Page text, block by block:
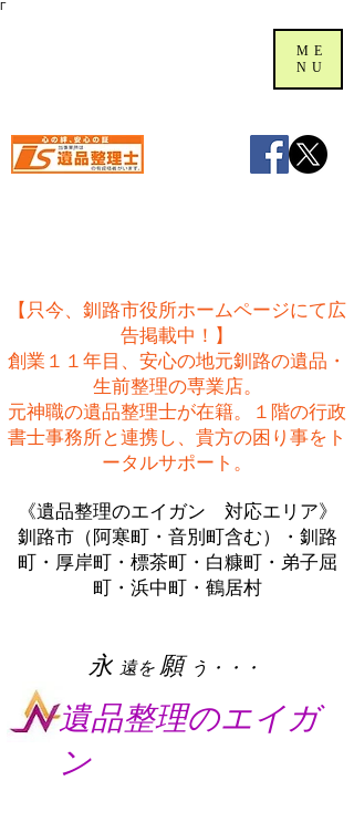
Γ
​永 遠を 願 う・・・
遺品整理のエイガ
ン
【只今、釧路市役所ホームページにて広
告掲載中！】
創業１１年目、安心の地元釧路の遺品・
生前整理の専業店。
​元神職の遺品整理士が在籍。１階の行政
書士事務所と連携し、貴方の困り事をト
ータルサポート。
《遺品整理のエイガン 対応エリア》
釧路市（阿寒町・音別町含む）・釧路
町・厚岸町・標茶町・白糠町・弟子屈
町・浜中町・鶴居村
ME
NU